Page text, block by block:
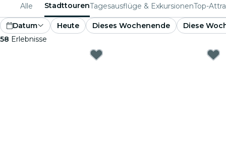
Alle StadttourenTagesausflüge & ExkursionenTop-
Datum Heute Dieses Wochenende
Diese
58 Erlebnisse